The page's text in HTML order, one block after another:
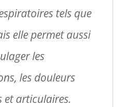
tels que
elle permet aussi
les
les douleurs
et articulaires.